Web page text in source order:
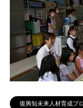
復興知未来人材育成プ